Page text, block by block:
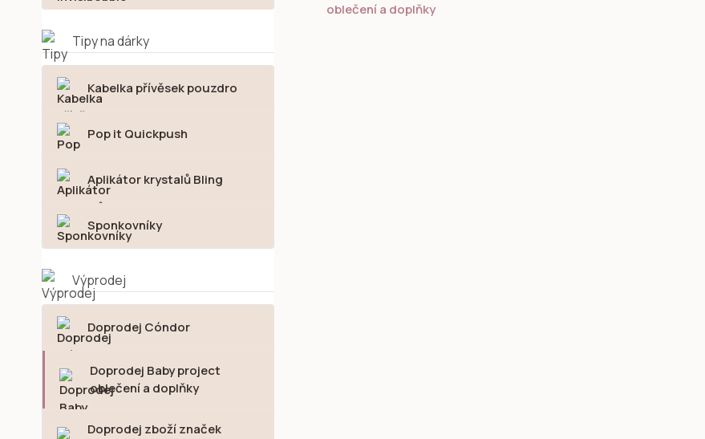
Tipy na dárky
Kabelka přívěsek pouzdro
Pop it Quickpush
Aplikátor krystalů Bling
Sponkovníky
Výprodej
Doprodej Cóndor
Doprodej Baby project
oblečení a doplňky
Doprodej zboží značek
oblečení a doplňky